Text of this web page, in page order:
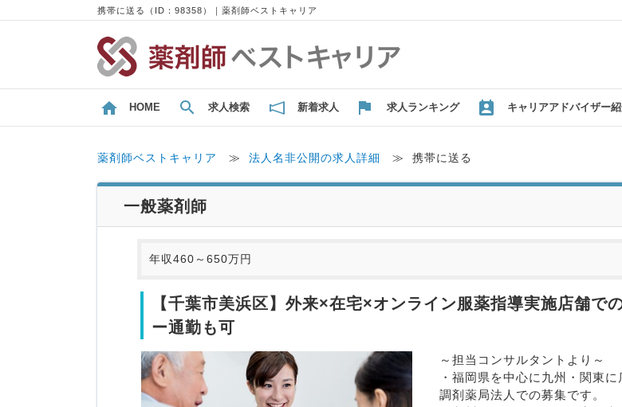
携帯に送る（ID：98358）｜薬剤師ベストキャリア
HOME 求人検索 新着求人 求人ランキング キャリアアドバイザー
薬剤師ベストキャリア ≫ 法人名非公開の求人詳細 ≫ 携帯に送る
一般薬剤師
年収460～650万円
【千葉市美浜区】外来×在宅×オンライン服薬指導実施店舗で
ー通勤も可
～担当コンサルタントより～
・福岡県を中心に九州・関東
調剤薬局法人での募集です。